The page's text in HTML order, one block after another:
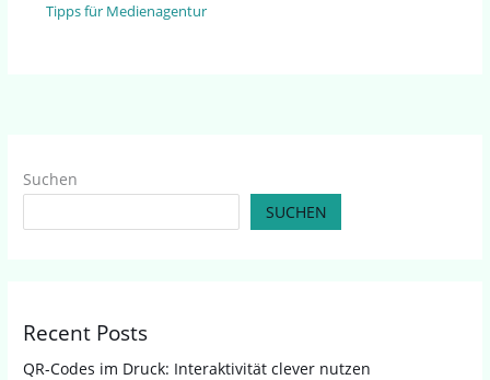
Tipps für Medienagentur
Suchen
SUCHEN
Recent Posts
QR-Codes im Druck: Interaktivität clever nutzen